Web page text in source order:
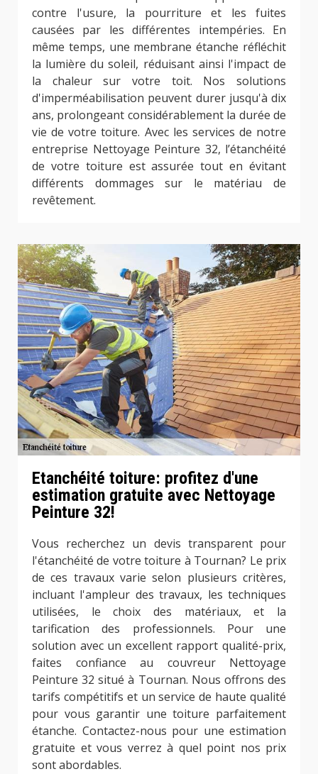
contre l'usure, la pourriture et les fuites
causées par les différentes intempéries. En
même temps, une membrane étanche réfléchit
la lumière du soleil, réduisant ainsi l'impact de
la chaleur sur votre toit. Nos solutions
d'imperméabilisation peuvent durer jusqu'à dix
ans, prolongeant considérablement la durée de
vie de votre toiture. Avec les services de notre
entreprise Nettoyage Peinture 32, l’étanchéité
de votre toiture est assurée tout en évitant
différents dommages sur le matériau de
revêtement.
Etanchéité toiture: profitez d'une
estimation gratuite avec Nettoyage
Peinture 32!
Vous recherchez un devis transparent pour
l'étanchéité de votre toiture à Tournan? Le prix
de ces travaux varie selon plusieurs critères,
incluant l'ampleur des travaux, les techniques
utilisées, le choix des matériaux, et la
tarification des professionnels. Pour une
solution avec un excellent rapport qualité-prix,
faites confiance au couvreur Nettoyage
Peinture 32 situé à Tournan. Nous offrons des
tarifs compétitifs et un service de haute qualité
pour vous garantir une toiture parfaitement
étanche. Contactez-nous pour une estimation
gratuite et vous verrez à quel point nos prix
sont abordables.